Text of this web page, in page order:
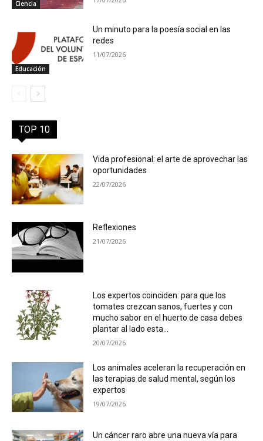
Ciencia
Educación
Un minuto para la poesía social en las
redes
11/07/2026
TOP 10
Vida profesional: el arte de aprovechar las
oportunidades
22/07/2026
Reflexiones
21/07/2026
Los expertos coinciden: para que los
tomates crezcan sanos, fuertes y con
mucho sabor en el huerto de casa debes
plantar al lado esta...
20/07/2026
Los animales aceleran la recuperación en
las terapias de salud mental, según los
expertos
19/07/2026
Un cáncer raro abre una nueva vía para